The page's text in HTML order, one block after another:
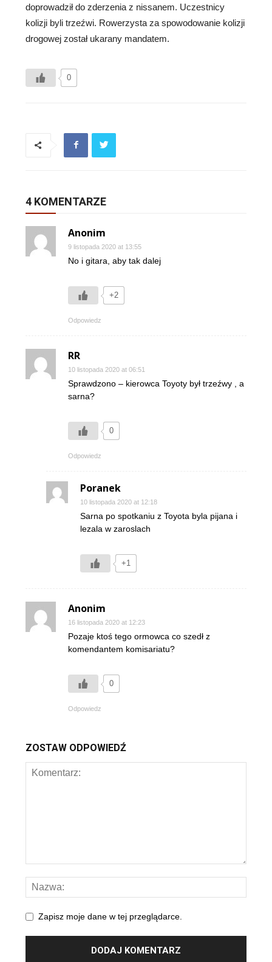
doprowadził do zderzenia z nissanem. Uczestnicy
kolizji byli trzeźwi. Rowerzysta za spowodowanie kolizji
drogowej został ukarany mandatem.
0
4 KOMENTARZE
Anonim
9 listopada 2020 at 13:55
No i gitara, aby tak dalej
+2
Odpowiedz
RR
10 listopada 2020 at 06:51
Sprawdzono – kierowca Toyoty był trzeźwy , a
sarna?
0
Odpowiedz
Poranek
10 listopada 2020 at 12:18
Sarna po spotkaniu z Toyota byla pijana i
lezala w zaroslach
+1
Anonim
16 listopada 2020 at 12:23
Pozaje ktoś tego ormowca co szedł z
komendantem komisariatu?
0
Odpowiedz
ZOSTAW ODPOWIEDŹ
Zapisz moje dane w tej przeglądarce.